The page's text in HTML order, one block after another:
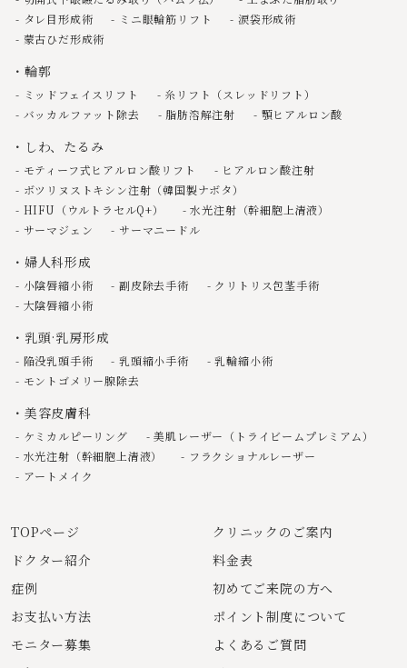
TOPページ
クリニックのご案内
ドクター紹介
料金表
症例
初めてご来院の方へ
お支払い方法
ポイント制度について
モニター募集
よくあるご質問
タレ目形成術
ミニ眼輪筋リフト
涙袋形成術
蒙古ひだ形成術
輪郭
ミッドフェイスリフト
糸リフト（スレッドリフト）
バッカルファット除去
脂肪溶解注射 顎ヒアルロン酸
しわ、たるみ
モティーフ式ヒアルロン酸リフト
ヒアルロン酸注射
ボツリヌストキシン注射（韓国製ナボタ）
HIFU（ウルトラセルQ+）
水光注射（幹細胞上清液）
サーマジェン
サーマニードル
婦人科形成
小陰唇縮小術 副皮除去手術
クリトリス包茎手術
大陰唇縮小術
乳頭·乳房形成
陥没乳頭手術 乳頭縮小手術
乳輪縮小術
モントゴメリー腺除去
美容皮膚科
ケミカルピーリング
美肌レーザー（トライビームプレミアム）
水光注射（幹細胞上清液）
フラクショナルレーザー
アートメイク